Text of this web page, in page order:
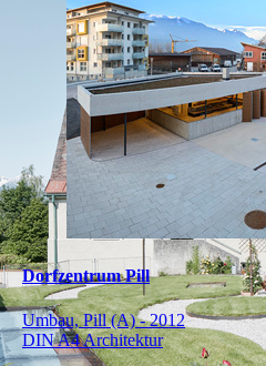
Dorfzentrum Pill
Umbau, Pill (A) - 2012
DIN A4 Architektur